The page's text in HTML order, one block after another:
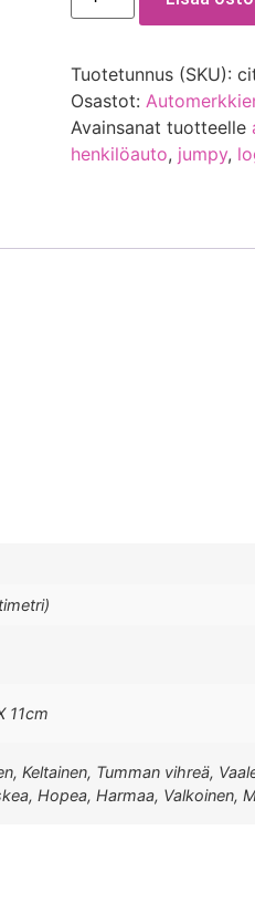
Tuotetunnus (SKU):
Osastot:
Avainsanat tuotteelle
henkilöauto, jumpy,
11cm
Keltainen, Tumman vihreä,
Hopea, Harmaa, Valkoinen,